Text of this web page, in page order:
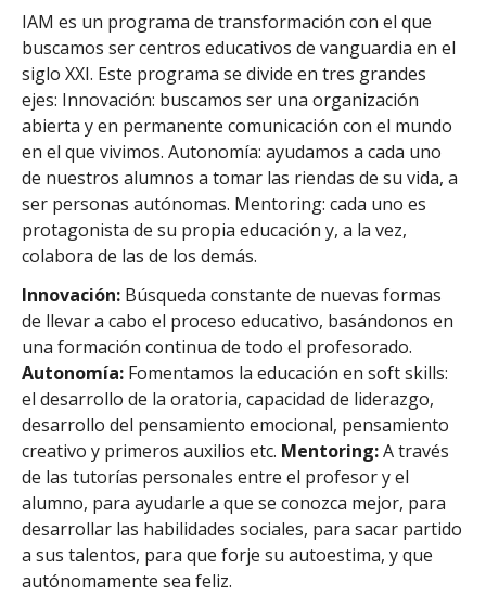
IAM es un programa de transformación con el que
buscamos ser centros educativos de vanguardia en el
siglo XXI. Este programa se divide en tres grandes
ejes: Innovación: buscamos ser una organización
abierta y en permanente comunicación con el mundo
en el que vivimos. Autonomía: ayudamos a cada uno
de nuestros alumnos a tomar las riendas de su vida, a
ser personas autónomas. Mentoring: cada uno es
protagonista de su propia educación y, a la vez,
colabora de las de los demás.
Innovación: Búsqueda constante de nuevas formas
de llevar a cabo el proceso educativo, basándonos en
una formación continua de todo el profesorado.
Autonomía: Fomentamos la educación en soft skills:
el desarrollo de la oratoria, capacidad de liderazgo,
desarrollo del pensamiento emocional, pensamiento
creativo y primeros auxilios etc. Mentoring:A través
de las tutorías personales entre el profesor y el
alumno, para ayudarle a que se conozca mejor, para
desarrollar las habilidades sociales, para sacar partido
a sus talentos, para que forje su autoestima, y que
autónomamente sea feliz.